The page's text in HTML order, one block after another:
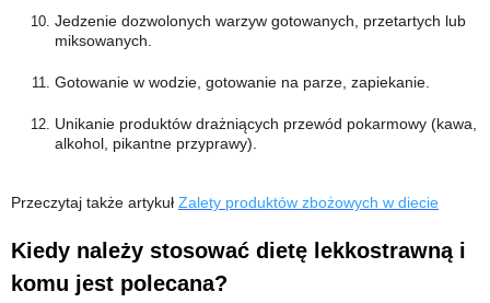
Jedzenie dozwolonych warzyw gotowanych, przetartych lub
miksowanych.
Gotowanie w wodzie, gotowanie na parze, zapiekanie.
Unikanie produktów drażniących przewód pokarmowy (kawa,
alkohol, pikantne przyprawy).
Przeczytaj także artykuł Zalety produktów zbożowych w diecie
Kiedy należy stosować dietę lekkostrawną i
komu jest polecana?